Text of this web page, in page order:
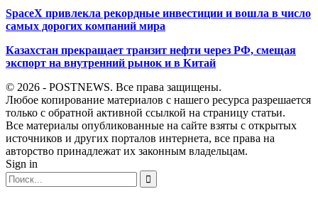
SpaceX привлекла рекордные инвестиции и вошла в число
самых дорогих компаний мира
Казахстан прекращает транзит нефти через РФ, смещая
экспорт на внутренний рынок и в Китай
© 2026 - POSTNEWS. Все права защищены.
Любое копирование материалов с нашего ресурса разрешается
только с обратной активной ссылкой на страницу статьи.
Все материалы опубликованные на сайте взяты с открытых
источников и других порталов интернета, все права на
авторство принадлежат их законным владельцам.
Sign in